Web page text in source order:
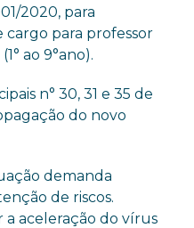
2020, para
para professor
ao 9°ano).
n° 30, 31 e 35 de
do novo
demanda
de riscos.
a aceleração do vírus